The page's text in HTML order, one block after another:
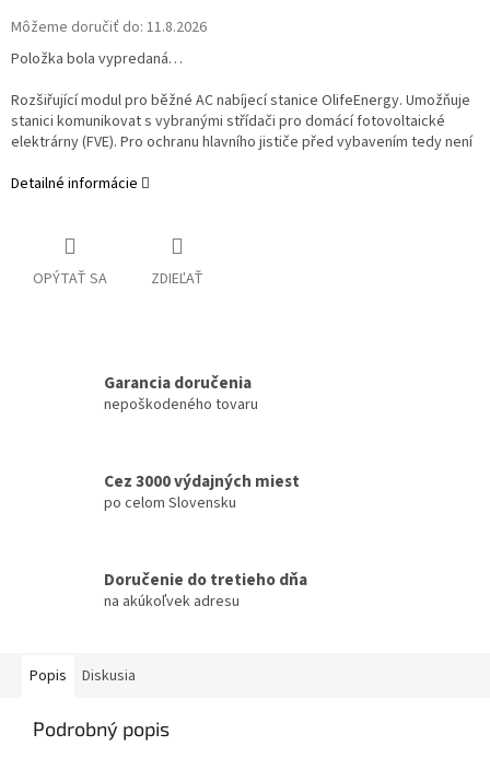
Môžeme doručiť do: 11.8.2026
Položka bola vypredaná…
Rozšiřující modul pro běžné AC nabíjecí stanice OlifeEnergy. Umožňuje
stanici komunikovat s vybranými střídači pro domácí fotovoltaické
elektrárny (FVE). Pro ochranu hlavního jističe před vybavením tedy není
Detailné informácie
OPÝTAŤ SA ZDIEĽAŤ
Garancia doručenia
nepoškodeného tovaru
Cez 3000 výdajných miest
po celom Slovensku
Doručenie do tretieho dňa
na akúkoľvek adresu
Popis Diskusia
Podrobný popis